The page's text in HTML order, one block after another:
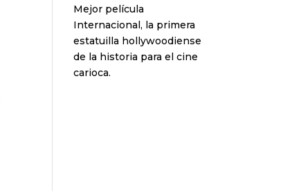
Mejor película
Internacional, la primera
estatuilla hollywoodiense
de la historia para el cine
carioca.